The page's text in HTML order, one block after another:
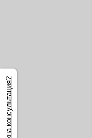
Нужна консультация?